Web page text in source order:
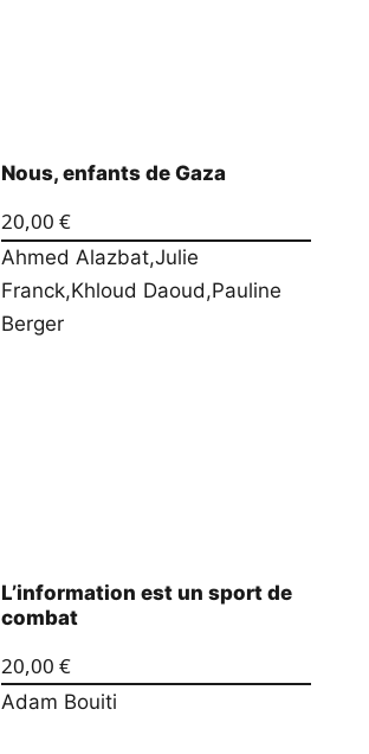
Nous, enfants de Gaza
20,00 €
Ahmed Alazbat,Julie
Franck,Khloud Daoud,Pauline
Berger
L’information est un sport de
combat
20,00 €
Adam Bouiti